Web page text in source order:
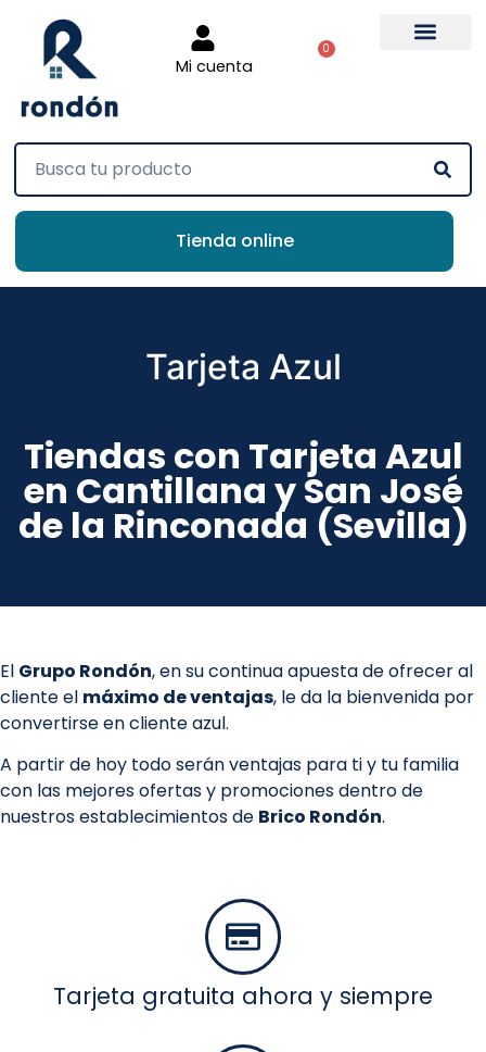
Mi cuenta
0
Tienda online
Tarjeta Azul
Tiendas con Tarjeta Azul
en Cantillana y San José
de la Rinconada (Sevilla)
El Grupo Rondón, en su continua apuesta de ofrecer al
cliente el máximo de ventajas, le da la bienvenida por
convertirse en cliente azul.
A partir de hoy todo serán ventajas para ti y tu familia
con las mejores ofertas y promociones dentro de
nuestros establecimientos de Brico Rondón.
Tarjeta gratuita ahora y siempre